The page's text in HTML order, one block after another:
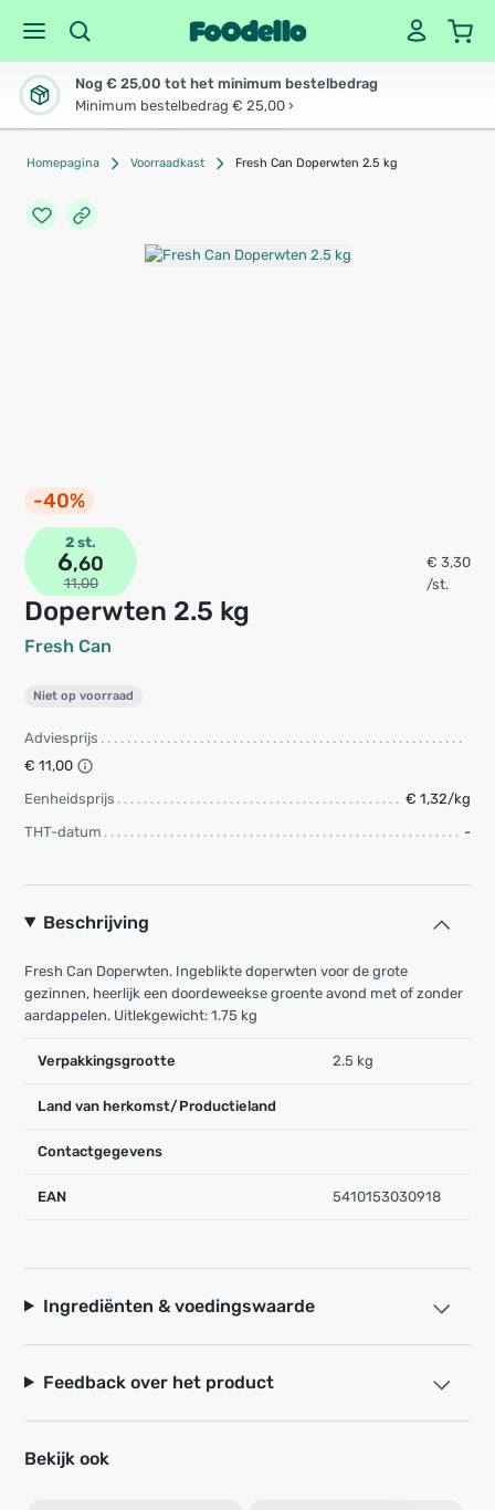
Nog € 25,00 tot het minimum bestelbedrag
Minimum bestelbedrag € 25,00 ›
Homepagina Voorraadkast Fresh Can Doperwten 2.5 kg
-40%
Doperwten 2.5 kg
Fresh Can
2 st.
6,60
11,00
€ 3,30
/st.
Niet op voorraad
Adviesprijs
€ 11,00
Eenheidsprijs
€ 1,32/kg
THT-datum
-
Beschrijving
Fresh Can Doperwten. Ingeblikte doperwten voor de grote
gezinnen, heerlijk een doordeweekse groente avond met of zonder
aardappelen. Uitlekgewicht: 1.75 kg
Verpakkingsgrootte 2.5 kg
Land van herkomst/Productieland
Contactgegevens
EAN 5410153030918
Ingrediënten & voedingswaarde
Feedback over het product
Bekijk ook